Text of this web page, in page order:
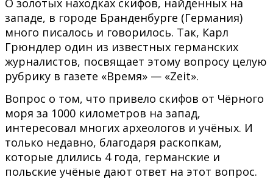
О золотых находках скифов, найденных на
западе, в городе Бранденбурге (Германия)
много писалось и говорилось. Так, Карл
Грюндлер один из известных германских
журналистов, посвящает этому вопросу целую
рубрику в газете «Время» — «Zeit».
Вопрос о том, что привело скифов от Чёрного
моря за 1000 километров на запад,
интересовал многих археологов и учёных. И
только недавно, благодаря раскопкам,
которые длились 4 года, германские и
польские учёные дают ответ на этот вопрос.